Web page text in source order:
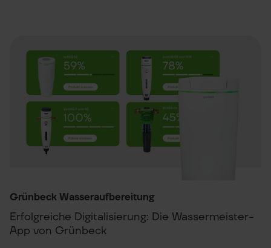
Grünbeck Wasseraufbereitung
Erfolgreiche Digitalisierung: Die Wassermeister-
App von Grünbeck